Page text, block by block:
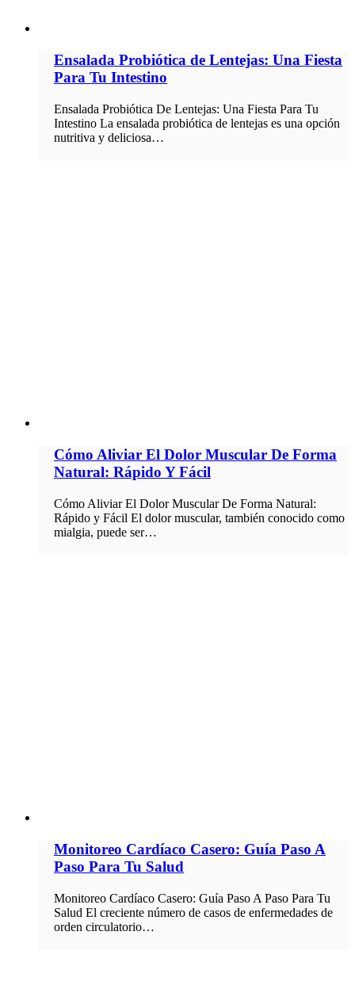
Ensalada Probiótica de Lentejas: Una Fiesta
Para Tu Intestino
Ensalada Probiótica De Lentejas: Una Fiesta Para Tu
Intestino La ensalada probiótica de lentejas es una opción
nutritiva y deliciosa…
Cómo Aliviar El Dolor Muscular De Forma
Natural: Rápido Y Fácil
Cómo Aliviar El Dolor Muscular De Forma Natural:
Rápido y Fácil El dolor muscular, también conocido como
mialgia, puede ser…
Monitoreo Cardíaco Casero: Guía Paso A
Paso Para Tu Salud
Monitoreo Cardíaco Casero: Guía Paso A Paso Para Tu
Salud El creciente número de casos de enfermedades de
orden circulatorio…